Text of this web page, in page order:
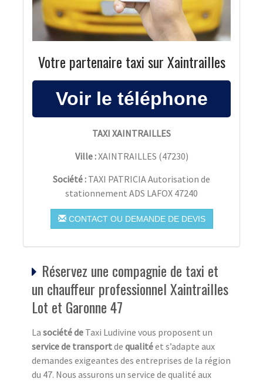
Votre partenaire taxi sur Xaintrailles
TAXI XAINTRAILLES
Ville :XAINTRAILLES (47230)
Société : TAXI PATRICIA Autorisation de
stationnement ADS LAFOX 47240
CONTACT OU DEMANDE DE DEVIS
Réservez une compagnie de taxi et
un chauffeur professionnel Xaintrailles
Lot et Garonne 47
La société de Taxi Ludivine vous proposent un
service de transportde qualitéet s’adapte aux
demandes exigeantes des entreprises de la région
du 47. Nous assurons un service de qualité aux